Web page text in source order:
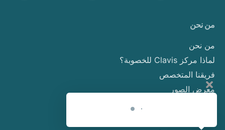
من نحن
من نحن
لماذا مركز Clavis للخصوبة؟
فريقنا المتخصص
معرض الصور